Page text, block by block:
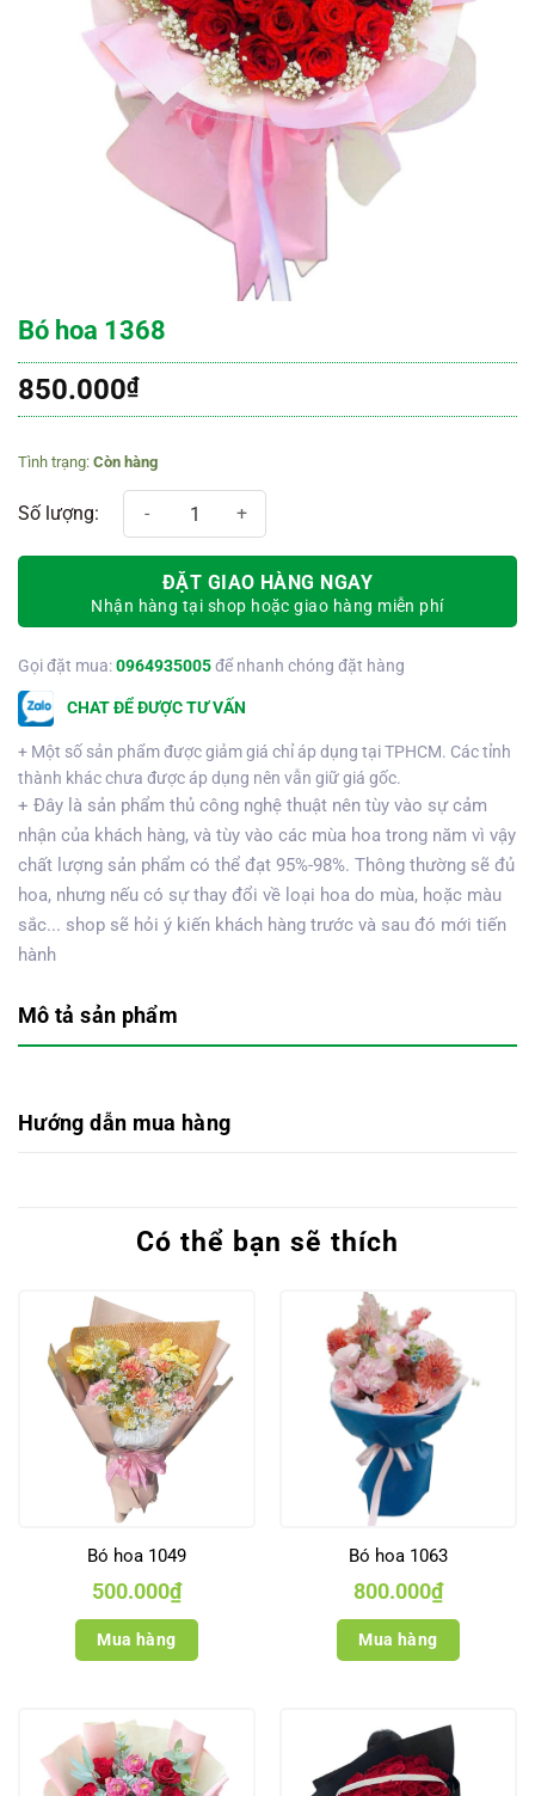
Bó hoa 1368
850.000₫
Còn hàng
Bó hoa 1368 số lượng
ĐẶT GIAO HÀNG NGAY
Nhận hàng tại shop hoặc giao hàng miễn phí
Gọi đặt mua:0964935005để nhanh chóng đặt hàng
CHAT ĐỂ ĐƯỢC TƯ VẤN
+ Một số sản phẩm được giảm giá chỉ áp dụng tại TPHCM. Các tỉnh
thành khác chưa được áp dụng nên vẫn giữ giá gốc.
+ Đây là sản phẩm thủ công nghệ thuật nên tùy vào sự cảm
nhận của khách hàng, và tùy vào các mùa hoa trong năm vì vậy
chất lượng sản phẩm có thể đạt 95%-98%. Thông thường sẽ đủ
hoa, nhưng nếu có sự thay đổi về loại hoa do mùa, hoặc màu
sắc... shop sẽ hỏi ý kiến khách hàng trước và sau đó mới tiến
hành
Mô tả sản phẩm
Hướng dẫn mua hàng
Có thể bạn sẽ thích
Bó hoa 1049
500.000₫
Mua hàng
Bó hoa 1063
800.000₫
Mua hàng